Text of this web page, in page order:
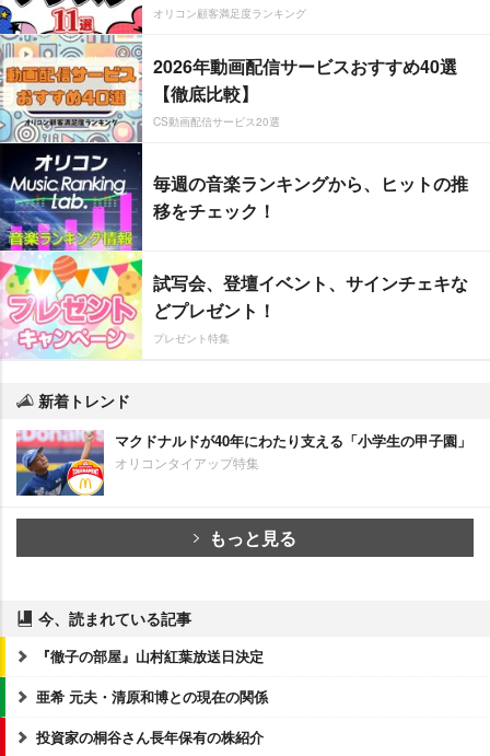
オリコン顧客満足度ランキング
2026年動画配信サービスおすすめ40選
【徹底比較】
CS動画配信サービス20選
毎週の音楽ランキングから、ヒットの推
移をチェック！
試写会、登壇イベント、サインチェキな
どプレゼント！
プレゼント特集
新着トレンド
マクドナルドが40年にわたり支える「小学生の甲子園」
オリコンタイアップ特集
もっと見る
今、読まれている記事
『徹子の部屋』山村紅葉放送日決定
亜希 元夫・清原和博との現在の関係
投資家の桐谷さん長年保有の株紹介